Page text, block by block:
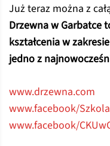
Już teraz można z
Drzewna w Garbatce
kształcenia w
jedno z
www.drzewna.com
www.facebook/
www.facebook/